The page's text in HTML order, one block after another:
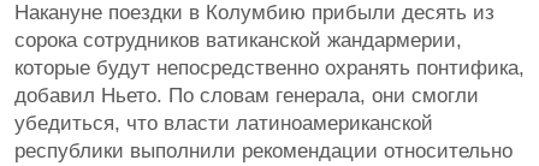
Накануне поездки в Колумбию прибыли десять из
сорока сотрудников ватиканской жандармерии,
которые будут непосредственно охранять понтифика,
добавил Ньето. По словам генерала, они смогли
убедиться, что власти латиноамериканской
республики выполнили рекомендации относительно